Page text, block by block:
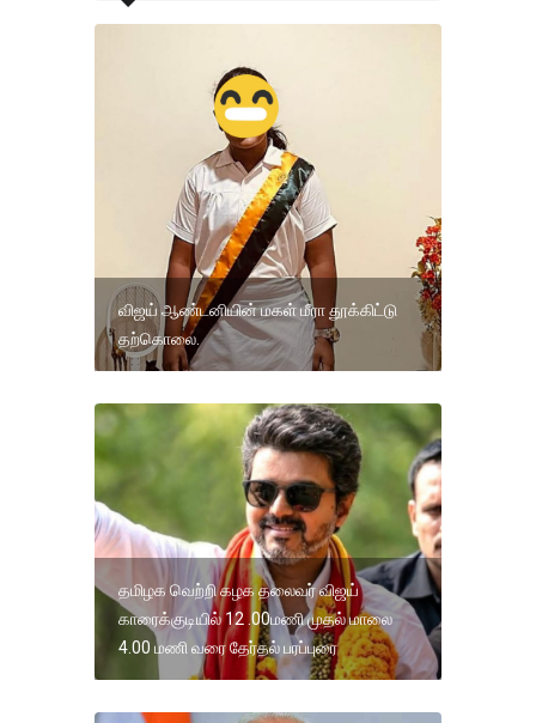
விஜய் ஆண்டனியின் மகள் மீரா தூக்கிட்டு
தற்கொலை.
தமிழக வெற்றி கழக தலைவர் விஜய்
காரைக்குடியில் 12 .00மணி முதல் மாலை
4.00 மணி வரை தேர்தல் பரப்புரை